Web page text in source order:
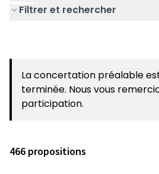
Filtrer et rechercher
La concertation préalable
terminée. Nous vous
participation.
466 propositions